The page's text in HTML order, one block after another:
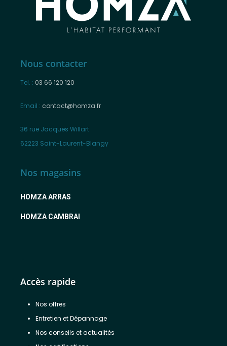
Nous contacter
Tel. : 03 66 120 120
Email : contact@homza.fr
36 rue Jacques Willart
62223 Saint-Laurent-Blangy
Nos magasins
HOMZA ARRAS
HOMZA CAMBRAI
Accès rapide
Nos offres
Entretien et Dépannage
Nos conseils et actualités